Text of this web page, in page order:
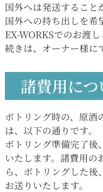
国外へは発送すること
国外への持ち出しを希
EX-WORKSでのお渡
続きは、オーナー様に
諸費用につ
ボトリング時の、原酒
は、以下の通りです。
ボトリング準備完了後
いたします。諸費用の
ら、ボトリングした
お送りいたします。